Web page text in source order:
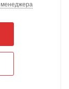
менеджера